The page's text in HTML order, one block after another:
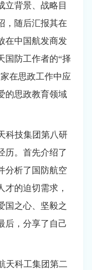
立背景、战略目
，随后汇报其在
在中国航发商发
国防工作者的“择
在思政工作中应
的思政教育领域
科技集团第八研
历。首先介绍了
分析了国防航空
的迫切需求，
国之心、坚毅之
后，分享了自己
天科工集团第二